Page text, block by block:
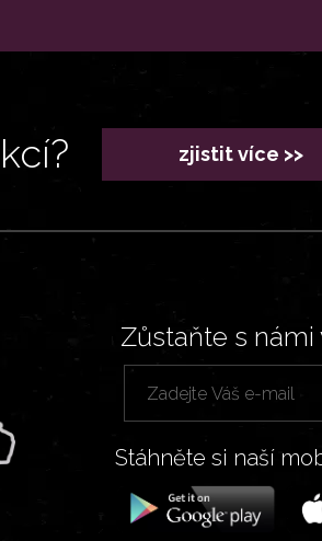
zjistit více >>
Zůstaňte s námi
Stáhněte si naší